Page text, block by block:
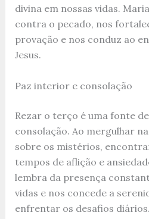
divina em nossas vidas.
contra o pecado, nos
provação e nos conduz ao
Jesus.
Paz interior e consolação
Rezar o terço é uma fonte
consolação. Ao mergulhar
sobre os mistérios,
tempos de aflição e
lembra da presença
vidas e nos concede a
enfrentar os desafios